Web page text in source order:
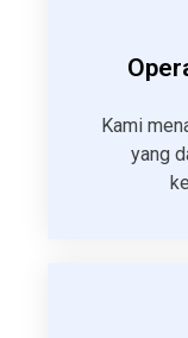
Kami
yang